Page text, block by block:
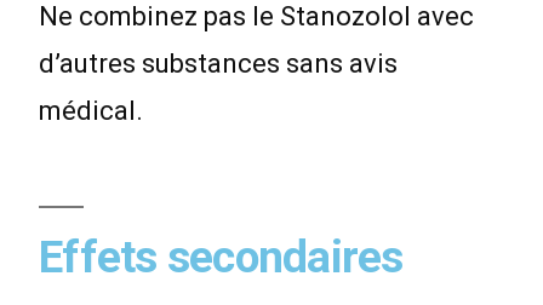
Ne combinez pas le Stanozolol avec
d’autres substances sans avis
médical.
Effets secondaires